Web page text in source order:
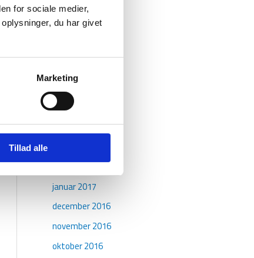
for sociale medier,
du har givet
Marketing
Tillad alle
november 2017
september 2017
juni 2017
maj 2017
april 2017
februar 2017
januar 2017
december 2016
november 2016
oktober 2016